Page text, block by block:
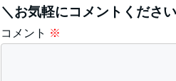
＼お気軽にコメントくださ
コメント ※